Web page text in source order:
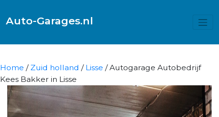
Auto-Garages.nl
Home / Zuid holland / Lisse / Autogarage Autobedrijf
Kees Bakker in Lisse